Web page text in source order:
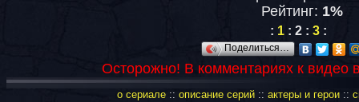
Рейтинг: 1%
: 1: 2: 3:
Поделиться…
Осторожно! В комментариях к видео
о сериале:: описание серий:: актеры и герои::